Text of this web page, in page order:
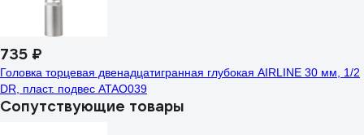
735 ₽
Головка торцевая двенадцатигранная глубокая AIRLINE 30 мм, 1/2
DR, пласт. подвес ATAO039
Сопутствующие товары